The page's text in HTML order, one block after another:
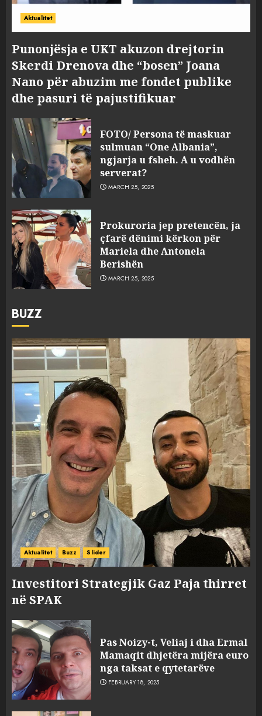
Aktualitet
Punonjësja e UKT akuzon drejtorin
Skerdi Drenova dhe “bosen” Joana
Nano për abuzim me fondet publike
dhe pasuri të pajustifikuar
FOTO/ Persona të maskuar
sulmuan “One Albania”,
ngjarja u fsheh. A u vodhën
serverat?
MARCH 25, 2025
Prokuroria jep pretencën, ja
çfarë dënimi kërkon për
Mariela dhe Antonela
Berishën
MARCH 25, 2025
BUZZ
Aktualitet Buzz Slider
Investitori Strategjik Gaz Paja thirret
në SPAK
Pas Noizy-t, Veliaj i dha Ermal
Mamaqit dhjetëra mijëra euro
nga taksat e qytetarëve
FEBRUARY 18, 2025
3
FOTO/ Persona të maskuar
sulmuan “One Albania”,
ngjarja u fsheh. A u vodhën
serverat?
MARCH 25, 2025
4
Prokuroria jep pretencën, ja
çfarë dënimi kërkon për
Mariela dhe Antonela
MARCH 25, 2025
5
ngjau me Talo Çelën”,
dëshmia e Nuredin Dumanit
flet për PERSONAT që e
plagosën!